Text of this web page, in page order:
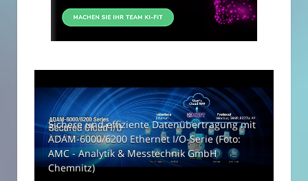
Sichere und effiziente Datenübertragung mit
ADAM-6000/6200 Ethernet I/O-Serie (Foto:
AMC - Analytik & Messtechnik GmbH
Chemnitz)